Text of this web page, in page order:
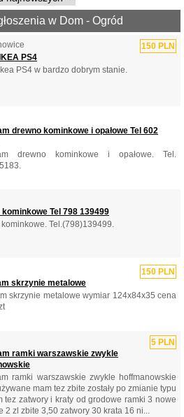
w Dom - Ogród
150 PLN
PS4
PS4 w bardzo dobrym stanie.
drewno kominkowe i opałowe Tel 602
drewno kominkowe i opałowe. Tel.
kominkowe Tel 798 139499
kominkowe. Tel.(798)139499.
150 PLN
skrzynie metalowe
skrzynie metalowe wymiar 124x84x35 cena
5 PLN
ramki warszawskie zwykle
ramki warszawskie zwykle hoffmanowskie
mam tez zbite zostały po zmianie typu
tez zatwory i kraty od grodowe ramki 3 nowe
2 zl zbite 3,50 zatwory 30 krata 16 ni...